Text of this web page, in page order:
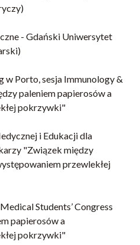
- Gdański Uniwersytet
w Porto, sesja Immunology &
paleniem papierosów a
pokrzywki"
i Edukacji dla
"Związek między
przewlekłej
Students’ Congress
papierosów a
pokrzywki"